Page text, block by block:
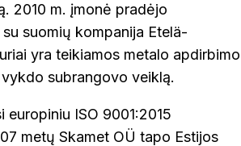
2010 m. įmonė pradėjo
suomių kompanija Etelä-
yra teikiamos metalo apdirbimo
subrangovo veiklą.
europiniu ISO 9001:2015
metų Skamet OÜ tapo Estijos